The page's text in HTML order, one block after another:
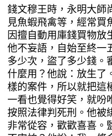
錢文穆王時，永明大師
見魚蝦飛禽等，經常買
因擅自動用庫錢買物放
他不妄語，自始至終一
多少次，盜了多少錢。
什麼用？他說：放生了
樣的案件，所以就把這
一看也覺得好笑，就吩
按照法律判死刑。他被
非常從容，歡歡喜喜。